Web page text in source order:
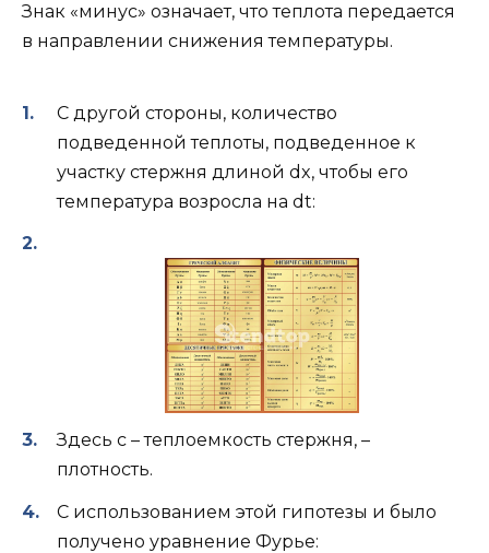
Знак «минус» означает, что теплота передается
в направлении снижения температуры.
С другой стороны, количество
подведенной теплоты, подведенное к
участку стержня длиной dx, чтобы его
температура возросла на dt:
Здесь с – теплоемкость стержня, –
плотность.
С использованием этой гипотезы и было
получено уравнение Фурье: